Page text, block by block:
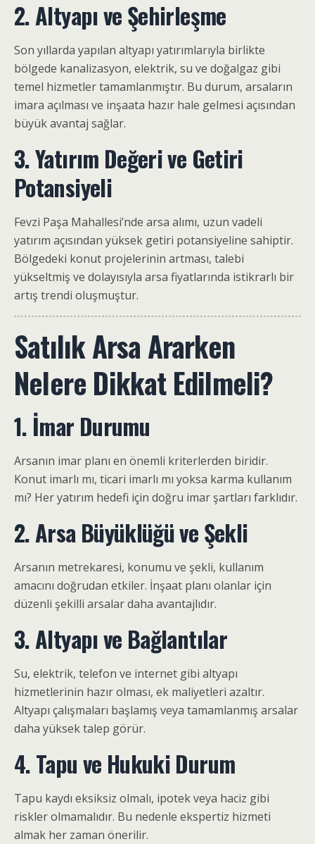
2. Altyapı ve Şehirleşme
Son yıllarda yapılan altyapı yatırımlarıyla birlikte
bölgede kanalizasyon, elektrik, su ve doğalgaz gibi
temel hizmetler tamamlanmıştır. Bu durum, arsaların
imara açılması ve inşaata hazır hale gelmesi açısından
büyük avantaj sağlar.
3. Yatırım Değeri ve Getiri
Potansiyeli
Fevzi Paşa Mahallesi’nde arsa alımı, uzun vadeli
yatırım açısından yüksek getiri potansiyeline sahiptir.
Bölgedeki konut projelerinin artması, talebi
yükseltmiş ve dolayısıyla arsa fiyatlarında istikrarlı bir
artış trendi oluşmuştur.
Satılık Arsa Ararken
Nelere Dikkat Edilmeli?
1. İmar Durumu
Arsanın imar planı en önemli kriterlerden biridir.
Konut imarlı mı, ticari imarlı mı yoksa karma kullanım
mı? Her yatırım hedefi için doğru imar şartları farklıdır.
2. Arsa Büyüklüğü ve Şekli
Arsanın metrekaresi, konumu ve şekli, kullanım
amacını doğrudan etkiler. İnşaat planı olanlar için
düzenli şekilli arsalar daha avantajlıdır.
3. Altyapı ve Bağlantılar
Su, elektrik, telefon ve internet gibi altyapı
hizmetlerinin hazır olması, ek maliyetleri azaltır.
Altyapı çalışmaları başlamış veya tamamlanmış arsalar
daha yüksek talep görür.
4. Tapu ve Hukuki Durum
Tapu kaydı eksiksiz olmalı, ipotek veya haciz gibi
riskler olmamalıdır. Bu nedenle ekspertiz hizmeti
almak her zaman önerilir.